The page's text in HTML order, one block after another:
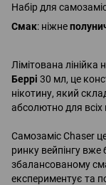
Набір для
Смак: ніжне
Лімітована лінійка
Беррі 30 мл, це
нікотину, який
абсолютно для всіх
Самозаміс Chaser
ринку вейпінгу вже
збалансованому
експериментує та